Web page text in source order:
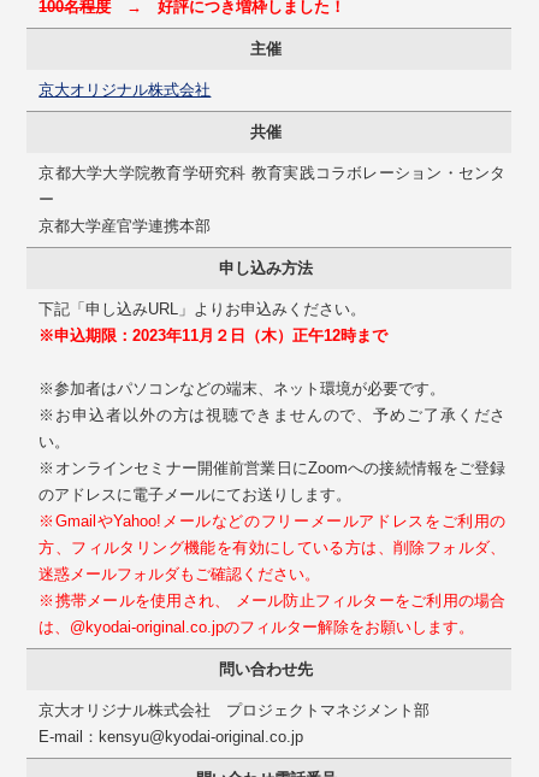
100名程度→ 好評につき増枠しました！
主催
京大オリジナル株式会社
共催
京都大学大学院教育学研究科 教育実践コラボレーション・センタ
ー
京都大学産官学連携本部
申し込み方法
下記「申し込みURL」よりお申込みください。
※申込期限：2023年11月２日（木）正午12時まで
※参加者はパソコンなどの端末、ネット環境が必要です。
※お申込者以外の方は視聴できませんので、予めご了承くださ
い。
※オンラインセミナー開催前営業日にZoomへの接続情報をご登録
のアドレスに電子メールにてお送りします。
※GmailやYahoo!メールなどのフリーメールアドレスをご利用の
方、フィルタリング機能を有効にしている方は、削除フォルダ、
迷惑メールフォルダもご確認ください。
※携帯メールを使用され、 メール防止フィルターをご利用の場合
は、@kyodai-original.co.jpのフィルター解除をお願いします。
問い合わせ先
京大オリジナル株式会社 プロジェクトマネジメント部
E-mail：kensyu@kyodai-original.co.jp